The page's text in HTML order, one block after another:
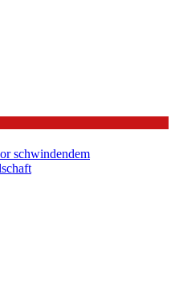
schwindendem